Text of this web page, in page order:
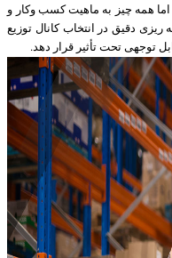
همه چیز به ماهیت کسب وکار و
ریزی دقیق در انتخاب کانال توزیع
توجهی تحت تأثیر قرار دهد.